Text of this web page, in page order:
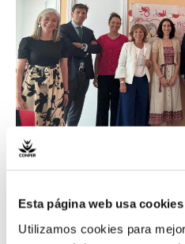
Esta página web usa cookies
Utilizamos cookies para
La
con
Santander
Asset
Management
en el
proyecto
`Enlaces
360
las
Oblatas